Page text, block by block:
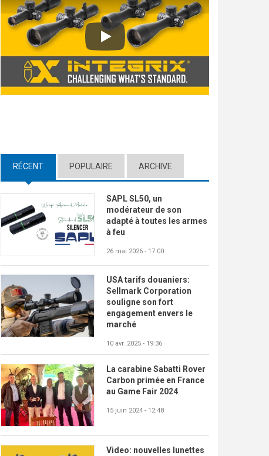
Play
RÉCENT (ACTIVE TAB)
POPULAIRE ARCHIVE
SAPL SL50, un
modérateur de son
adapté à toutes les armes
à feu
26 mai 2026 - 17:00
USA tarifs douaniers:
Sellmark Corporation
souligne son fort
engagement envers le
marché
10 avr. 2025 - 19:36
La carabine Sabatti Rover
Carbon primée en France
au Game Fair 2024
15 juin 2024 - 12:48
Video: nouvelles lunettes